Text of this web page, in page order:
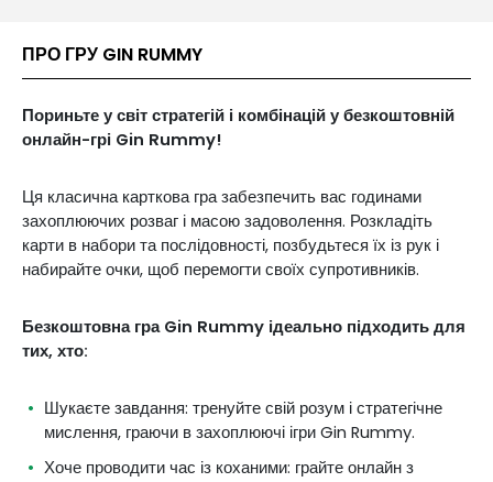
ПРО ГРУ GIN RUMMY
Пориньте у світ стратегій і комбінацій у безкоштовній
онлайн-грі Gin Rummy!
Ця класична карткова гра забезпечить вас годинами
захоплюючих розваг і масою задоволення. Розкладіть
карти в набори та послідовності, позбудьтеся їх із рук і
набирайте очки, щоб перемогти своїх супротивників.
Безкоштовна гра Gin Rummy ідеально підходить для
тих, хто:
Шукаєте завдання: тренуйте свій розум і стратегічне
мислення, граючи в захоплюючі ігри Gin Rummy.
Хоче проводити час із коханими: грайте онлайн з